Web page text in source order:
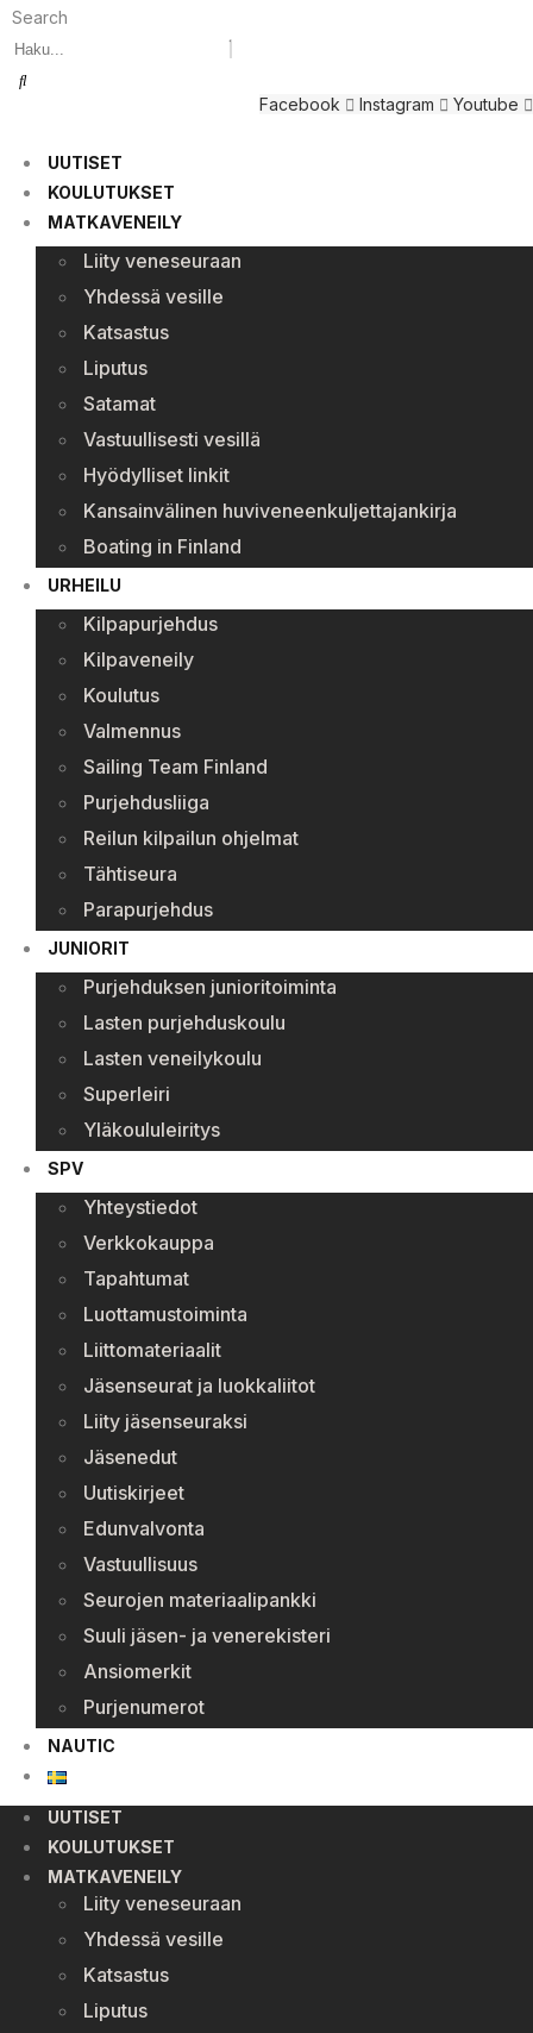
Search
Facebook Instagram Youtube
UUTISET
KOULUTUKSET
MATKAVENEILY
Liity veneseuraan
Yhdessä vesille
Katsastus
Liputus
Satamat
Vastuullisesti vesillä
Hyödylliset linkit
Kansainvälinen huviveneenkuljettajankirja
Boating in Finland
URHEILU
Kilpapurjehdus
Kilpaveneily
Koulutus
Valmennus
Sailing Team Finland
Purjehdusliiga
Reilun kilpailun ohjelmat
Tähtiseura
Parapurjehdus
JUNIORIT
Purjehduksen junioritoiminta
Lasten purjehduskoulu
Lasten veneilykoulu
Superleiri
Yläkoululeiritys
SPV
Yhteystiedot
Verkkokauppa
Tapahtumat
Luottamustoiminta
Liittomateriaalit
Jäsenseurat ja luokkaliitot
Liity jäsenseuraksi
Jäsenedut
Uutiskirjeet
Edunvalvonta
Vastuullisuus
Seurojen materiaalipankki
Suuli jäsen- ja venerekisteri
Ansiomerkit
Purjenumerot
NAUTIC
UUTISET
KOULUTUKSET
MATKAVENEILY
Liity veneseuraan
Yhdessä vesille
Katsastus
Liputus